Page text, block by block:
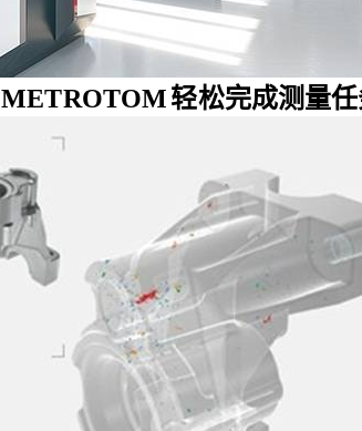
METROTOM轻松完成测量